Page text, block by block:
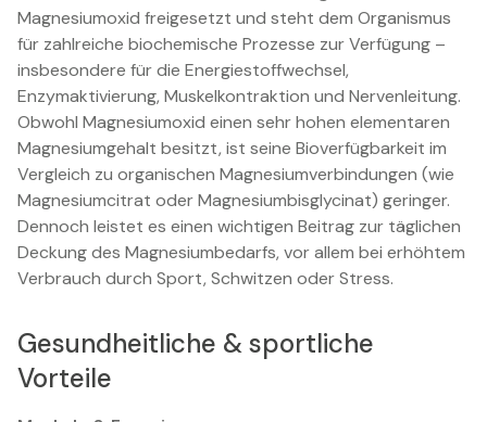
Magnesiumoxid freigesetzt und steht dem Organismus
für zahlreiche biochemische Prozesse zur Verfügung –
insbesondere für die Energiestoffwechsel,
Enzymaktivierung, Muskelkontraktion und Nervenleitung.
Obwohl Magnesiumoxid einen sehr hohen elementaren
Magnesiumgehalt besitzt, ist seine Bioverfügbarkeit im
Vergleich zu organischen Magnesiumverbindungen (wie
Magnesiumcitrat oder Magnesiumbisglycinat) geringer.
Dennoch leistet es einen wichtigen Beitrag zur täglichen
Deckung des Magnesiumbedarfs, vor allem bei erhöhtem
Verbrauch durch Sport, Schwitzen oder Stress.
Gesundheitliche & sportliche
Vorteile